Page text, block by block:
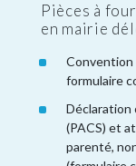
Pièces à
en mairie
Convention
formulaire
Déclaration
(PACS) et
parenté,